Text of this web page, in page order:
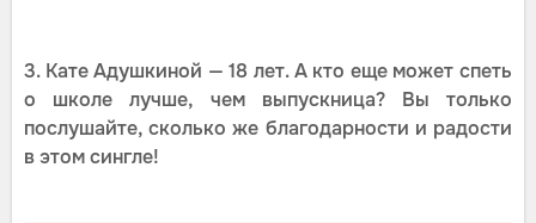
3. Кате Адушкиной — 18 лет. А кто еще может спеть
о школе лучше, чем выпускница? Вы только
послушайте, сколько же благодарности и радости
в этом сингле!